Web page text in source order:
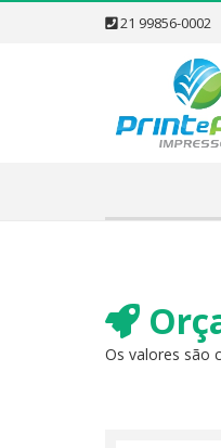
21 99856-0002
Os valores são